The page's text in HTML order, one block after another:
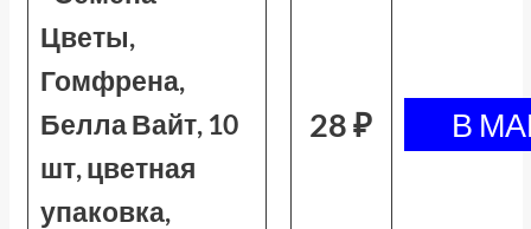
Цветы,
Гомфрена,
Белла Вайт, 10
шт, цветная
упаковка,
28 ₽